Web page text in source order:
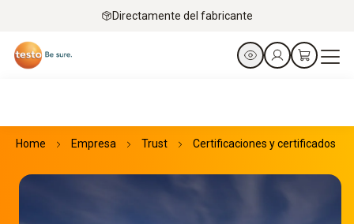
Directamente del fabricante
Home Empresa Trust Certificaciones y certificados